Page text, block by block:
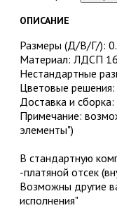
ОПИСАНИЕ
Размеры (Д/В/Г/):
Материал: ЛДСП
Нестандартные
Цветовые
Доставка и
Примечание:
элементы")
В стандартную
-платяной отсек
Возможны другие
исполнения"